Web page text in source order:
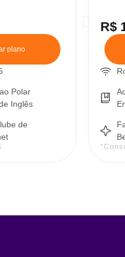
Polar
Inglês
de
plano
R$